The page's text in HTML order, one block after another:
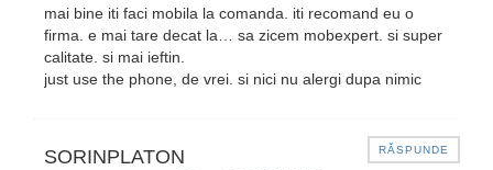
mai bine iti faci mobila la comanda. iti recomand eu o
firma. e mai tare decat la… sa zicem mobexpert. si super
calitate. si mai ieftin.
just use the phone, de vrei. si nici nu alergi dupa nimic
RĂSPUNDE
SORINPLATON